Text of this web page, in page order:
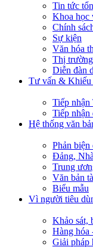
Tin tức
Khoa học
Chính
Sự kiện
Văn hóa
Thị trường
Diễn đàn
Tư vấn & Khiếu
Tiếp
Tiếp
Hệ thống văn
Phản biện
Đảng,
Trung
Văn bản
Biểu mẫu
Vì người tiêu
Khảo sát,
Hàng hóa
Giải pháp